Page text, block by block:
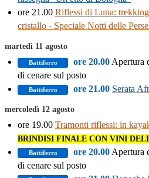
ore 21.00 Riflessi di Luna:
cristallo - Speciale Notti delle
martedì 11 agosto
Battiferro ore 20.00Apertura
di cenare sul posto
Battiferro ore 21.00 Serata
mercoledì 12 agosto
ore 19.00 Tramonti riflessi: in
BRINDISI FINALE CON VINI
Battiferro ore 20.00Apertura
di cenare sul posto